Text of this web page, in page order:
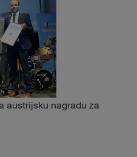
austrijsku nagradu za